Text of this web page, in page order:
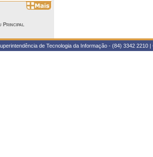
Principal
de Tecnologia da Informação - (84) 3342